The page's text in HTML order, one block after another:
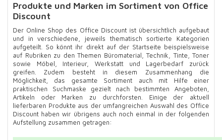
Produkte und Marken im Sortiment von Office
Discount
Der Online Shop des Office Discount ist übersichtlich aufgebaut
und in verschiedene, jeweils thematisch sortierte Kategorien
aufgeteilt. So könnt ihr direkt auf der Startseite beispielsweise
auf Rubriken zu den Themen Büromaterial, Technik, Tinte, Toner
sowie Möbel, Interieur, Werkstatt und Lagerbedarf zurück
greifen. Zudem besteht in diesem Zusammenhang die
Möglichkeit, das gesamte Sortiment auch mit Hilfe einer
praktischen Suchmaske gezielt nach bestimmten Angeboten,
Artikeln oder Marken zu durchforsten. Einige der aktuell
lieferbaren Produkte aus der umfangreichen Auswahl des Office
Discount haben wir übrigens auch noch einmal in der folgenden
Aufstellung zusammen getragen: